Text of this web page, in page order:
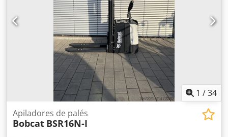
1 /34
Apiladores de palés
Bobcat BSR16N-I